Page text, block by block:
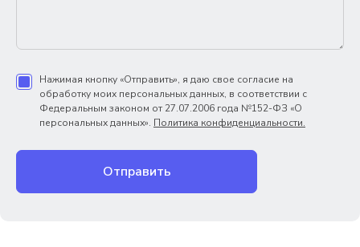
Нажимая кнопку «Отправить», я даю свое согласие на
обработку моих персональных данных, в соответствии с
Федеральным законом от 27.07.2006 года №152-ФЗ «О
персональных данных». Политика конфиденциальности.
Отправить